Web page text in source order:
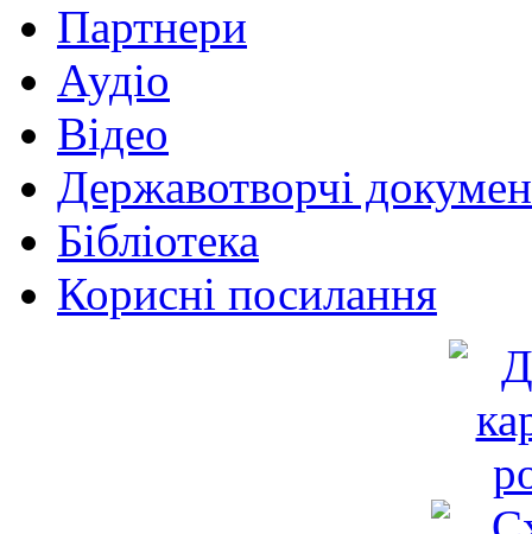
Партнери
Аудіо
Відео
Державотворчі
Бібліотека
Корисні посилання